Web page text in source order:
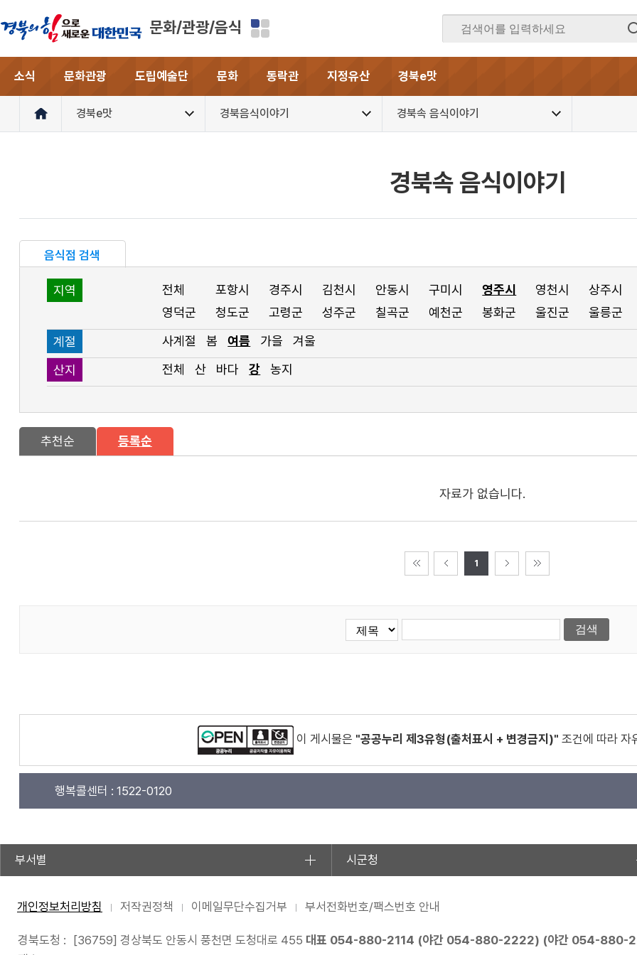
문화/관광/음식
소식 문화관광 도립예술단 문화 동락관 지정유산 경북e맛
경북e맛 경북음식이야기 경북속 음식이야기
경북속 음식이야기
음식점 검색
지역 전체 포항시 경주시 김천시 안동시 구미시 영주시 영천시 상주시
영덕군
청도군 고령군 성주군 칠곡군 예천군 봉화군 울진군
울릉군
계절
사계절 봄 여름 가을
겨울
산지
전체 산 바다 강 농지
추천순 등록순
자료가 없습니다.
1
이 게시물은 "공공누리 제3유형(출처표시 + 변경금지)" 조건에 따라 자
행복콜센터 : 1522-0120
부서별 시군청
개인정보처리방침 저작권정책 이메일무단수집거부 부서전화번호/팩스번호 안내
경북도청 : [36759] 경상북도 안동시 풍천면 도청대로 455 대표 054-880-2114 (야간 054-880-2222) (야간 054-880-